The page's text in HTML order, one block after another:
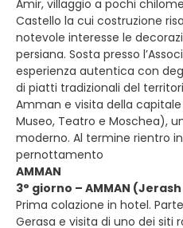
Amir, villaggio a pochi
Castello la cui costruzione
notevole interesse le
persiana. Sosta presso
esperienza autentica con
di piatti tradizionali del
Amman e visita della
Museo, Teatro e Moschea),
moderno. Al termine rientro
pernottamento
AMMAN
3° giorno – AMMAN
Prima colazione in hotel.
Gerasa e visita di uno dei siti